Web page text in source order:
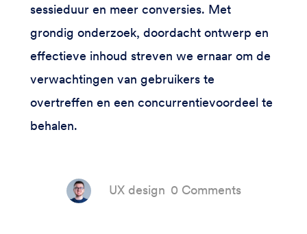
sessieduur en meer conversies. Met
grondig onderzoek, doordacht ontwerp en
effectieve inhoud streven we ernaar om de
verwachtingen van gebruikers te
overtreffen en een concurrentievoordeel te
behalen.
UX design 0 Comments